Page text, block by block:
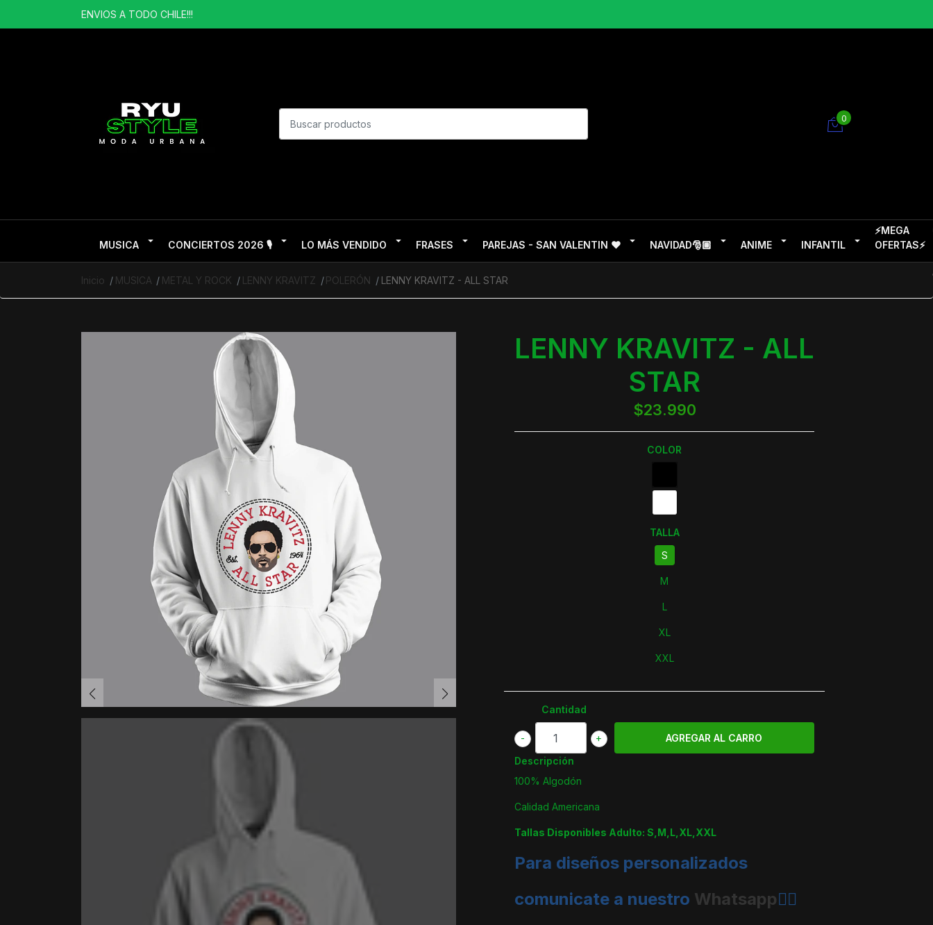
ENVIOS A TODO CHILE!!!
0
MUSICA CONCIERTOS 2026 🎙️ LO MÁS VENDIDO FRASES PAREJAS - SAN VALENTIN ❤ NAVIDAD🎅🏽 ANIME INFANTIL
⚡MEGA
OFERTAS⚡
Inicio MUSICA METAL Y ROCK LENNY KRAVITZ POLERÓN LENNY KRAVITZ - ALL STAR
LENNY KRAVITZ - ALL
STAR
$23.990
COLOR
TALLA
S
M
L
XL
XXL
Cantidad
+
-
Descripción
100% Algodón
Calidad Americana
Tallas Disponibles Adulto: S,M,L,XL,XXL
Para diseños personalizados
comunicate a nuestro Whatsapp👈🏼